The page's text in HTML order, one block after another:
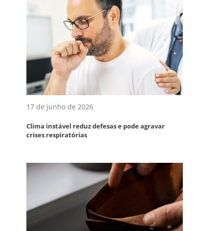
17 de junho de 2026
Clima instável reduz defesas e pode agravar
crises respiratórias